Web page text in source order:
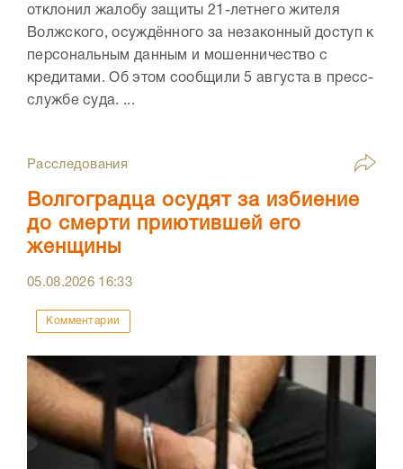
отклонил жалобу защиты 21-летнего жителя
Волжского, осуждённого за незаконный доступ к
персональным данным и мошенничество с
кредитами. Об этом сообщили 5 августа в пресс-
службе суда. ...
Расследования
Волгоградца осудят за избиение
до смерти приютившей его
женщины
05.08.2026 16:33
Комментарии